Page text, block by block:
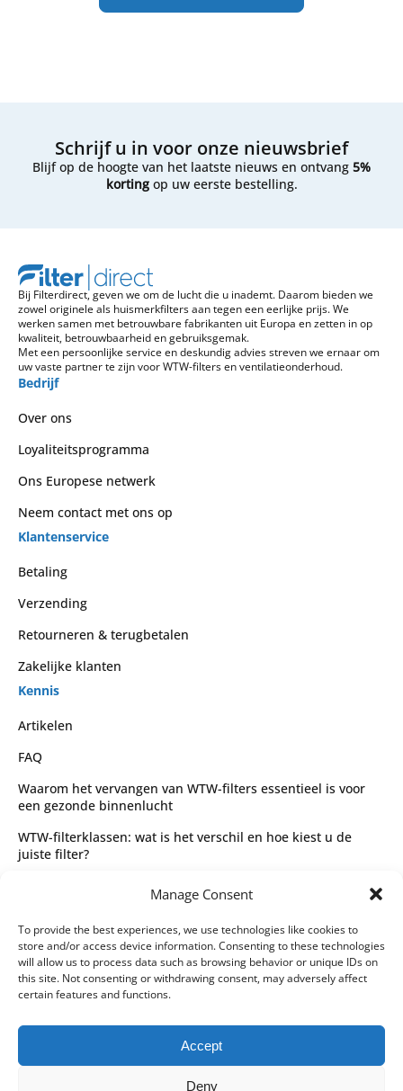
Manage Consent
To provide the best experiences, we use technologies like cookies to
store and/or access device information. Consenting to these technologies
will allow us to process data such as browsing behavior or unique IDs on
this site. Not consenting or withdrawing consent, may adversely affect
certain features and functions.
Accept
Deny
Schrijf u in voor onze nieuwsbrief
Blijf op de hoogte van het laatste nieuws en ontvang 5%
kortingop uw eerste bestelling.
Bij Filterdirect, geven we om de lucht die u inademt. Daarom bieden we
zowel originele als huismerkfilters aan tegen een eerlijke prijs. We
werken samen met betrouwbare fabrikanten uit Europa en zetten in op
kwaliteit, betrouwbaarheid en gebruiksgemak.
Met een persoonlijke service en deskundig advies streven we ernaar om
uw vaste partner te zijn voor WTW-filters en ventilatieonderhoud.
Bedrijf
Over ons
Loyaliteitsprogramma
Ons Europese netwerk
Neem contact met ons op
Klantenservice
Betaling
Verzending
Retourneren & terugbetalen
Zakelijke klanten
Kennis
Artikelen
FAQ
Waarom het vervangen van WTW-filters essentieel is voor
een gezonde binnenlucht
WTW-filterklassen: wat is het verschil en hoe kiest u de
juiste filter?
Complete gids voor WTW-filtertypes en het kiezen van de
Wettelijk
Algemene voorwaarden
Privacybeleid
Leveringspartners
Betaalmethoden